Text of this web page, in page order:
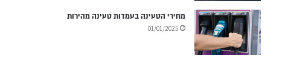
מחירי הטעינה בעמדות טעינה מהירות
01/01/2025